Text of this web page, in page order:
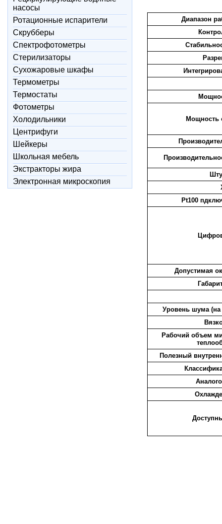
насосы
Ротационные испарители
Скрубберы
Спектрофотометры
Стерилизаторы
Сухожаровые шкафы
Термометры
Термостаты
Фотометры
Холодильники
Центрифуги
Шейкеры
Школьная мебель
Экстракторы жира
Электронная микроскопия
Диапазон
Мощность
Pt100
Допустимая
Уровень шума (на
Рабочий объем
Полезный